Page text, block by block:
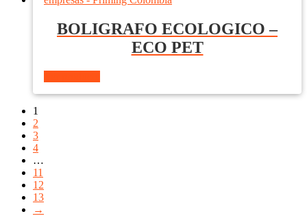
BOLIGRAFO ECOLOGICO –
ECO PET
1
2
3
4
…
11
12
13
→